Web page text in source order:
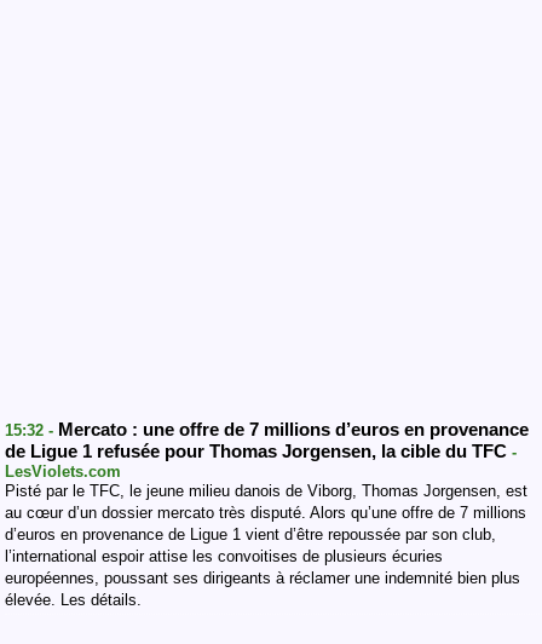
15:32 - Mercato : une offre de 7 millions d’euros en provenance
de Ligue 1 refusée pour Thomas Jorgensen, la cible du TFC -
LesViolets.com
Pisté par le TFC, le jeune milieu danois de Viborg, Thomas Jorgensen, est
au cœur d’un dossier mercato très disputé. Alors qu’une offre de 7 millions
d’euros en provenance de Ligue 1 vient d’être repoussée par son club,
l’international espoir attise les convoitises de plusieurs écuries
européennes, poussant ses dirigeants à réclamer une indemnité bien plus
élevée. Les détails.